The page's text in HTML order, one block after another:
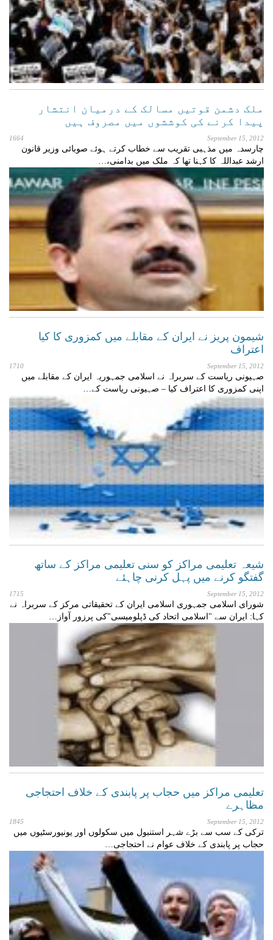
ملک دشمن قوتیں مسالک کے درمیان انتشار
پیدا کرنے کی کوششوں میں مصروف ہیں
September 15, 2012
1664
چارسدہ میں مذہبی تقریب سے خطاب کرتے ہوئے صوبائی وزیر قانون
ارشد عبداللہ کا کہنا تھا کہ ملک میں بدامنی،…
شیمون پریز نے ایران کے مقابلے میں کمزوری کا کیا
اعتراف
September 15, 2012
1710
صہیونی ریاست کے سربراہ نے اسلامی جمہوریہ ایران کے مقابلے میں
اپنی کمزوری کا اعتراف کیا – صہیونی ریاست کے…
شیعہ تعلیمی مراکز کو سنی تعلیمی مراکز کے ساتھ
گفتگو کرنے میں پہل کرنی چاہئے
September 15, 2012
1715
شورای اسلامی جمہوری اسلامی ایران کے تحقیقاتی مرکز کے سربراہ نے
کہا: ایران سے "اسلامی اتحاد کی ڈپلومیسی"کی پرزور آواز…
تعليمی مراكز میں حجاب پر پابندی كے خلاف احتجاجی
مظاہرے
September 15, 2012
1845
تركی كے سب سے بڑے شہر استنبول میں سكولوں اور يونيورسٹيوں میں
حجاب پر پابندی كے خلاف عوام نے احتجاجی…